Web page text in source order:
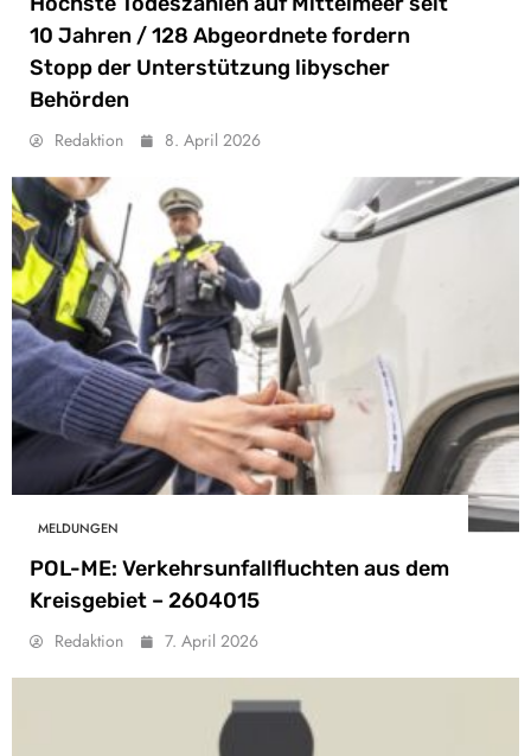
10 Jahren / 128 Abgeordnete fordern
Stopp der Unterstützung libyscher
Behörden
Redaktion 8. April 2026
MELDUNGEN
POL-ME: Verkehrsunfallfluchten aus dem
Kreisgebiet – 2604015
Redaktion 7. April 2026